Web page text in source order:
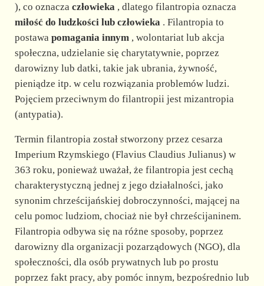
), co oznacza człowieka, dlatego filantropia oznacza
miłość do ludzkości lub człowieka. Filantropia to
postawa pomagania innym, wolontariat lub akcja
społeczna, udzielanie się charytatywnie, poprzez
darowizny lub datki, takie jak ubrania, żywność,
pieniądze itp. w celu rozwiązania problemów ludzi.
Pojęciem przeciwnym do filantropii jest mizantropia
(antypatia).
Termin filantropia został stworzony przez cesarza
Imperium Rzymskiego (Flavius Claudius Julianus) w
363 roku, ponieważ uważał, że filantropia jest cechą
charakterystyczną jednej z jego działalności, jako
synonim chrześcijańskiej dobroczynności, mającej na
celu pomoc ludziom, chociaż nie był chrześcijaninem.
Filantropia odbywa się na różne sposoby, poprzez
darowizny dla organizacji pozarządowych (NGO), dla
społeczności, dla osób prywatnych lub po prostu
poprzez fakt pracy, aby pomóc innym, bezpośrednio lub